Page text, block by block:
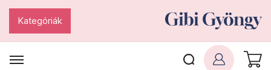
Kategóriák